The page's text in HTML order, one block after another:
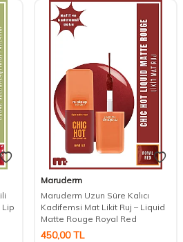
Lip
Maruderm
Maruderm Uzun Süre Kalıcı
Kadifemsi Mat Likit Ruj – Liquid
Matte Rouge Royal Red
450,00TL